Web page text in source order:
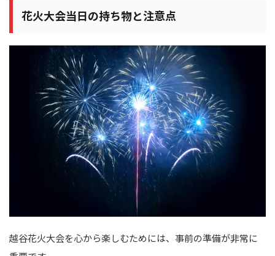
花火大会当日の持ち物と注意点
越谷花火大会を心から楽しむためには、事前の準備が非常に